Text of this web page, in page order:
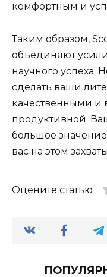
комфортным и
Таким образом,
объединяют
научного успеха.
сделать ваши
качественными и
продуктивной.
большое
вас на этом
Оцените статью